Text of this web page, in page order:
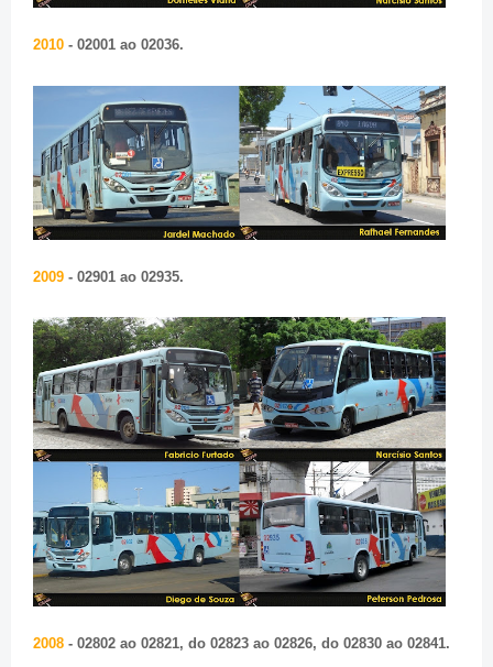
2010 - 02001 ao 02036.
2009 - 02901 ao 02935.
2008 - 02802 ao 02821, do 02823 ao 02826, do 02830 ao 02841.